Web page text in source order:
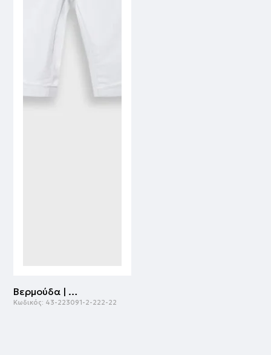
Βερμούδα | ΛΕΥΚΟ
Κωδικός: 43-223091-2-222-22